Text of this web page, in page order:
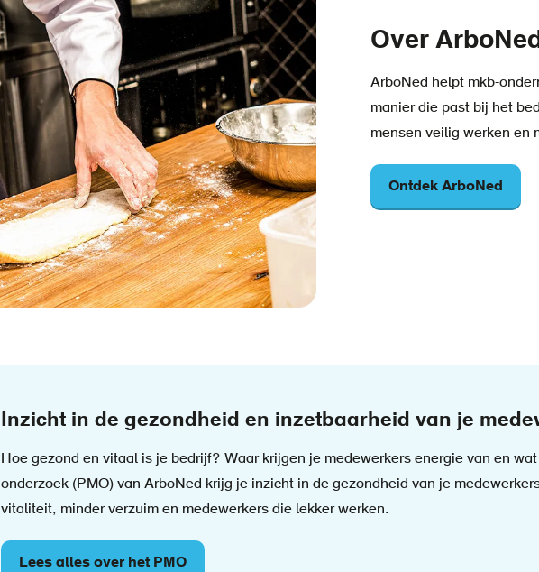
Over
ArboNed helpt mkb-
manier die past bij het
mensen veilig werken en
Ontdek ArboNed
Inzicht in de gezondheid en inzetbaarheid van je
Hoe gezond en vitaal is je bedrijf? Waar krijgen je medewerkers energie van en
onderzoek (PMO) van ArboNed krijg je inzicht in de gezondheid van je
vitaliteit, minder verzuim en medewerkers die lekker werken.
Lees alles over het PMO